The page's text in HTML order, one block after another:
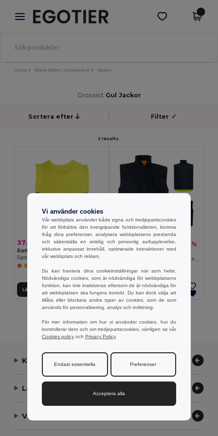
× Egotier-app
Bättre priser i appen!
Hämta app
Home Blank kläder | Accessoarer Jackor
Grossist Gul Jackor
Sortera efter Filter ✓
2 results.
37.51 kr
Reflexvästar i 100 % polyester för barn
Egotier 98501
Lägg till i Varukorgen
367.52 kr638.46 kr -42%
Velilla 36048
Vadderad väst (220g/m²), vändbar och multificka, i polyester (100%), med dragkedja och vändbar avdragare
Lägg till i Varukorgen
Kontakta oss
Låt oss hjälpa
Vårt företag
Vi använder cookies
Vår webbplats använder både egna och tredjepartscookies
för att förbättra den övergripande funktionaliteten, komma
ihåg dina preferenser, analysera webbplatsens prestanda
och säkerställa en smidig och personlig surfupplevelse,
inklusive anpassat innehåll, optimerade interaktioner med
vår webbplats och reklam.
Du kan hantera dina cookieinställningar när som helst.
Nödvändiga cookies, som är nödvändiga för webbplatsens
funktion, kan inte inaktiveras eftersom de är nödvändiga för
att webbplatsen ska fungera korrekt. Du kan dock välja att
tillåta eller blockera andra typer av cookies, som de som
används för personalisering, analys och inriktning.
För mer information om hur vi använder cookies, hur du
kontrollerar dem och om tredjepartscookies, vänligen se vår
Cookies policy och Privacy Policy.
Endast essentiella Preferenser
Acceptera alla